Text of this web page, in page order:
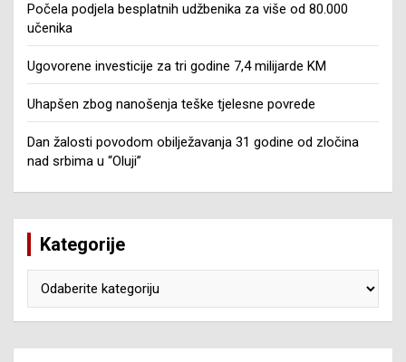
Počela podjela besplatnih udžbenika za više od 80.000
učenika
Ugovorene investicije za tri godine 7,4 milijarde KM
Uhapšen zbog nanošenja teške tjelesne povrede
Dan žalosti povodom obilježavanja 31 godine od zločina
nad srbima u “Oluji”
Kategorije